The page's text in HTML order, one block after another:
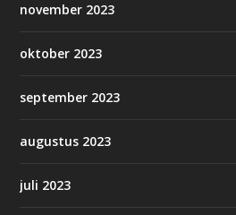
november 2023
oktober 2023
september 2023
augustus 2023
juli 2023